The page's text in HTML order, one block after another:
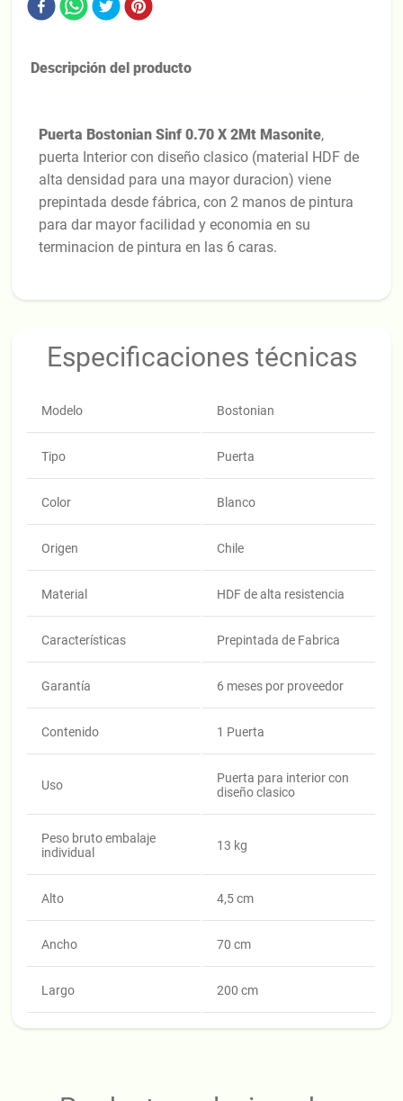
Descripción del producto
Puerta Bostonian Sinf 0.70 X 2Mt Masonite,
puerta Interior con diseño clasico (material HDF de
alta densidad para una mayor duracion) viene
prepintada desde fábrica, con 2 manos de pintura
para dar mayor facilidad y economia en su
terminacion de pintura en las 6 caras.
Especificaciones técnicas
Modelo Bostonian
Tipo Puerta
Color Blanco
Origen Chile
Material HDF de alta resistencia
Características Prepintada de Fabrica
Garantía 6 meses por proveedor
Contenido 1 Puerta
Uso
Puerta para interior con
diseño clasico
Peso bruto embalaje
individual
13 kg
Alto 4,5 cm
Ancho 70 cm
Largo 200 cm